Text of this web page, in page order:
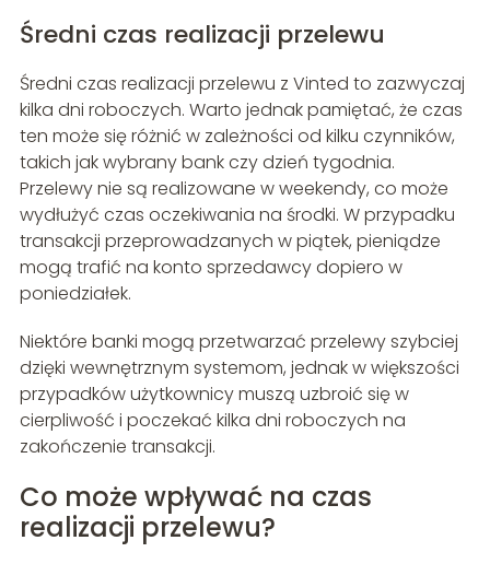
Średni czas realizacji przelewu
Średni czas realizacji przelewu z Vinted to zazwyczaj
kilka dni roboczych. Warto jednak pamiętać, że czas
ten może się różnić w zależności od kilku czynników,
takich jak wybrany bank czy dzień tygodnia.
Przelewy nie są realizowane w weekendy, co może
wydłużyć czas oczekiwania na środki. W przypadku
transakcji przeprowadzanych w piątek, pieniądze
mogą trafić na konto sprzedawcy dopiero w
poniedziałek.
Niektóre banki mogą przetwarzać przelewy szybciej
dzięki wewnętrznym systemom, jednak w większości
przypadków użytkownicy muszą uzbroić się w
cierpliwość i poczekać kilka dni roboczych na
zakończenie transakcji.
Co może wpływać na czas
realizacji przelewu?